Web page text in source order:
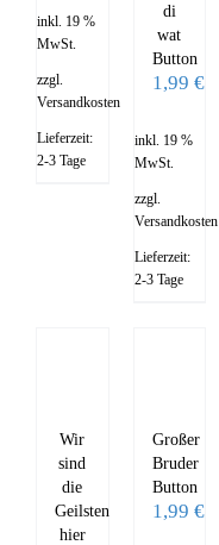
inkl. 19 %
MwSt.
zzgl.
Versandkosten
Lieferzeit:
2-3 Tage
di
wat
Button
1,99 €
inkl. 19 %
MwSt.
zzgl.
Versandkosten
Lieferzeit:
2-3 Tage
Wir
sind
die
Geilsten
hier
Großer
Bruder
Button
1,99 €